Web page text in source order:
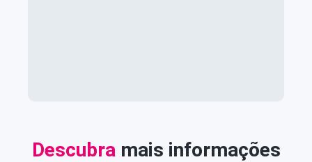
Descubramais informações